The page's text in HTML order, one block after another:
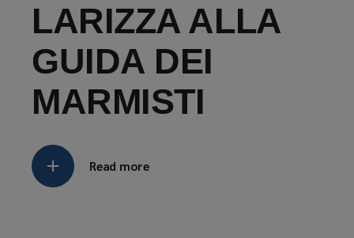
LARIZZA ALLA
GUIDA DEI
MARMISTI
Read more